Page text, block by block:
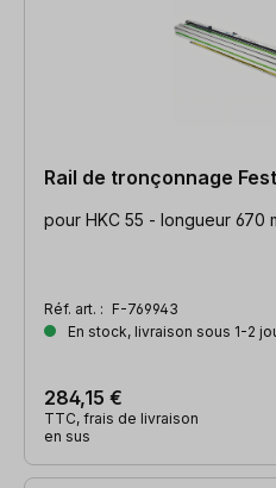
Rail de tronçonnage
pour HKC 55 - longueur 670
Réf. art. : F-769943
En stock, livraison sous 1-2
284,15 €
TTC, frais de livraison
en sus